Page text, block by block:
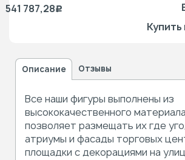
541 787,28Р
Описание Отзывы
Все наши фигуры выполнены из
высококачественного
позволяет размещать их где
атриумы и фасады торговых
площадки с декорациями на